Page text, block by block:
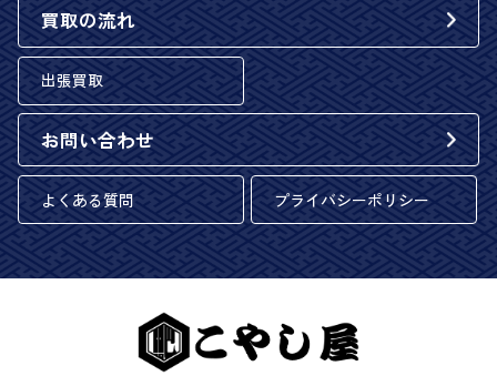
買取の流れ
出張買取
お問い合わせ
よくある質問 プライバシーポリシー